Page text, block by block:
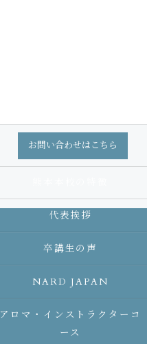
お問い合わせはこちら
代表挨拶
卒講生の声
NARD JAPAN
アロマ・インストラクターコ
ース